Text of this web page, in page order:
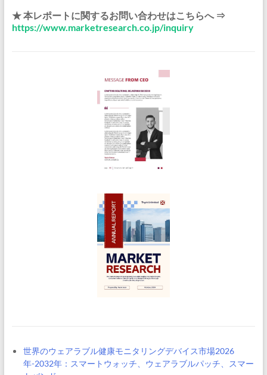
★ 本レポートに関するお問い合わせはこちらへ ⇒
https://www.marketresearch.co.jp/inquiry
世界のウェアラブル健康モニタリングデバイス市場2026
年-2032年：スマートウォッチ、ウェアラブルパッチ、スマー